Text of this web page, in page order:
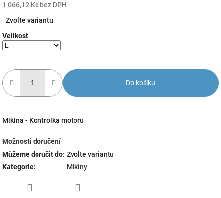
1 066,12 Kč bez DPH
cena:
Zvolte variantu
Velikost
Do košíku
Mikina - Kontrolka motoru
Možnosti doručení
Můžeme doručit do: Zvolte variantu
Kategorie: Mikiny